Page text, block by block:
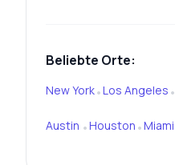
Beliebte Orte:
New York•Los Angeles •
Austin •Houston •Miami